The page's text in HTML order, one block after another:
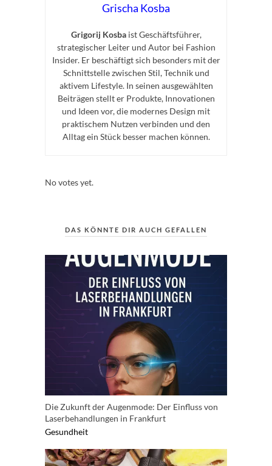
Grischa Kosba
Grigorij Kosbaist Geschäftsführer,
strategischer Leiter und Autor bei Fashion
Insider. Er beschäftigt sich besonders mit der
Schnittstelle zwischen Stil, Technik und
aktivem Lifestyle. In seinen ausgewählten
Beiträgen stellt er Produkte, Innovationen
und Ideen vor, die modernes Design mit
praktischem Nutzen verbinden und den
Alltag ein Stück besser machen können.
No votes yet.
DAS KÖNNTE DIR AUCH GEFALLEN
Die Zukunft der Augenmode: Der Einfluss von
Laserbehandlungen in Frankfurt
Gesundheit